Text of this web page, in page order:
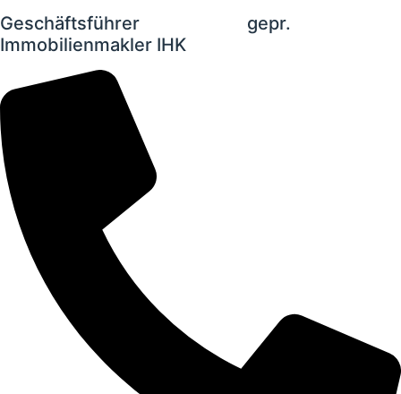
Geschäftsführer gepr.
Immobilienmakler IHK